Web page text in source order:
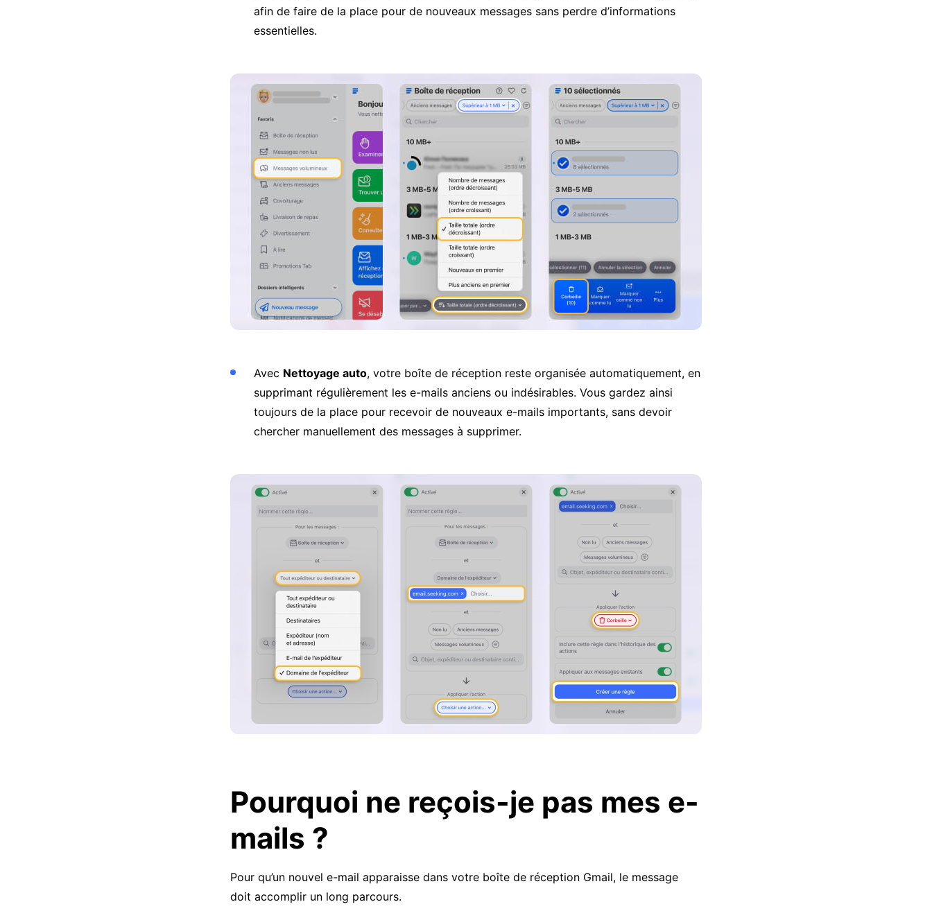
afin de faire de la place pour de nouveaux messages sans perdre d’informations
essentielles.
Avec Nettoyage auto, votre boîte de réception reste organisée automatiquement, en
supprimant régulièrement les e-mails anciens ou indésirables. Vous gardez ainsi
toujours de la place pour recevoir de nouveaux e-mails importants, sans devoir
chercher manuellement des messages à supprimer.
Pourquoi ne reçois-je pas mes e-
mails ?
Pour qu’un nouvel e-mail apparaisse dans votre boîte de réception Gmail, le message
doit accomplir un long parcours.